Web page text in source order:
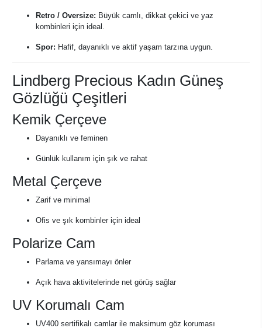
Retro / Oversize: Büyük camlı, dikkat çekici ve yaz
kombinleri için ideal.
Spor: Hafif, dayanıklı ve aktif yaşam tarzına uygun.
Lindberg Precious Kadın Güneş
Gözlüğü Çeşitleri
Kemik Çerçeve
Dayanıklı ve feminen
Günlük kullanım için şık ve rahat
Metal Çerçeve
Zarif ve minimal
Ofis ve şık kombinler için ideal
Polarize Cam
Parlama ve yansımayı önler
Açık hava aktivitelerinde net görüş sağlar
UV Korumalı Cam
UV400 sertifikalı camlar ile maksimum göz koruması